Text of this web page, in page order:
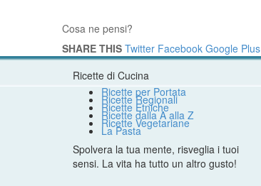
Cosa ne pensi?
SHARE THIS Twitter Facebook Google Plus
Ricette di Cucina
Ricette per Portata
Ricette Regionali
Ricette Etniche
Ricette dalla A alla Z
Ricette Vegetariane
La Pasta
Spolvera la tua mente, risveglia i tuoi
sensi. La vita ha tutto un altro gusto!